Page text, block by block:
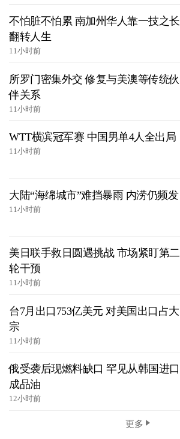
不怕脏不怕累 南加州华人靠一技之长
翻转人生
11小时前
所罗门密集外交 修复与美澳等传统伙
伴关系
11小时前
WTT横滨冠军赛 中国男单4人全出局
11小时前
大陆“海绵城市”难挡暴雨 内涝仍频发
11小时前
美日联手救日圆遇挑战 市场紧盯第二
轮干预
11小时前
台7月出口753亿美元 对美国出口占大
宗
11小时前
俄受袭后现燃料缺口 罕见从韩国进口
成品油
12小时前
更多